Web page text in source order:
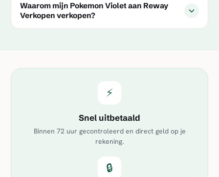
Waarom mijn Pokemon Violet aan Reway
Verkopen verkopen?
⚡
Snel uitbetaald
Binnen 72 uur gecontroleerd en direct geld op je
rekening.
🔒